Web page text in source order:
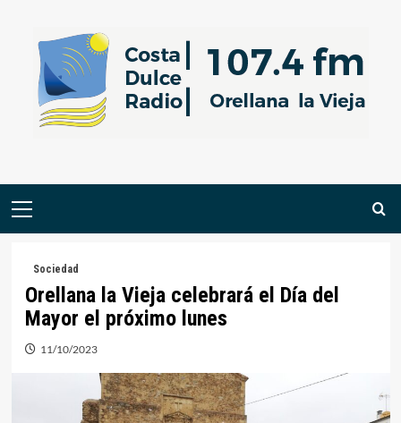
contenido
Menú
Sociedad
Orellana la Vieja celebrará el Día del
Mayor el próximo lunes
11/10/2023